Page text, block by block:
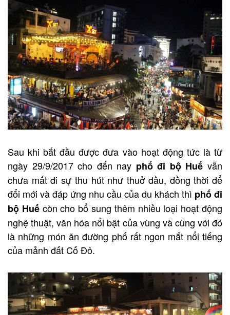
Sau khi bắt đầu được đưa vào hoạt động tức là từ
ngày 29/9/2017 cho đến nay phố đi bộ Huế vẫn
chưa mất đi sự thu hút như thuở đầu, đồng thời để
đổi mới và đáp ứng nhu cầu của du khách thì phố đi
bộ Huế còn cho bổ sung thêm nhiều loại hoạt động
nghệ thuật, văn hóa nổi bật của vùng và cùng với đó
là những món ăn đường phố rất ngon mắt nổi tiếng
của mảnh đất Cố Đô.